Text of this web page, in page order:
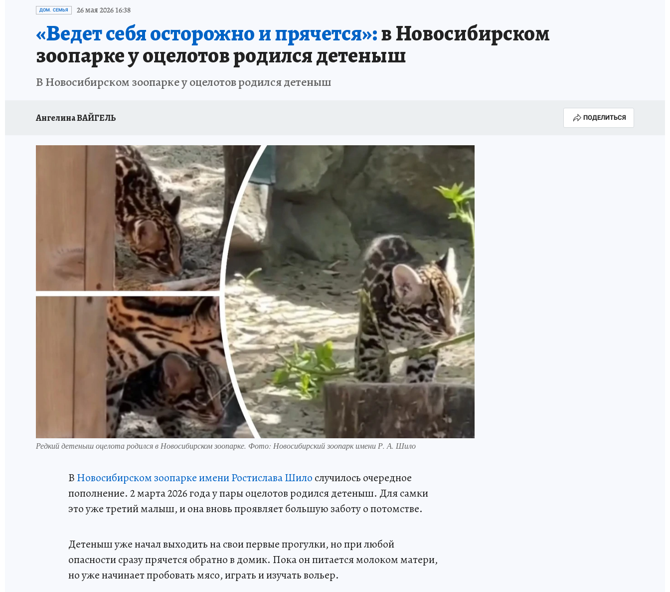
ОТДЫХ В РОССИИ
ДОМ. СЕМЬЯ 26 мая 2026 16:38
«Ведет себя осторожно и прячется»:в Новосибирском
зоопарке у оцелотов родился детеныш
В Новосибирском зоопарке у оцелотов родился детеныш
Ангелина ВАЙГЕЛЬ ПОДЕЛИТЬСЯ
Редкий детеныш оцелота родился в Новосибирском зоопарке. Фото: Новосибирский зоопарк имени Р. А. Шило
В Новосибирском зоопарке имени Ростислава Шило случилось очередное
пополнение. 2 марта 2026 года у пары оцелотов родился детеныш. Для самки
это уже третий малыш, и она вновь проявляет большую заботу о потомстве.
Детеныш уже начал выходить на свои первые прогулки, но при любой
опасности сразу прячется обратно в домик. Пока он питается молоком матери,
но уже начинает пробовать мясо, играть и изучать вольер.